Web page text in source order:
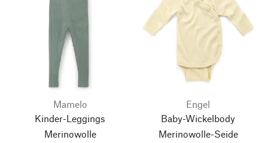
Mamelo
Kinder-Leggings
Merinowolle
Engel
Baby-Wickelbody
Merinowolle-Seide